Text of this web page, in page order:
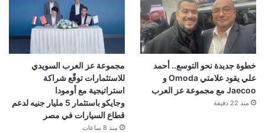
خطوة جديدة نحو التوسع.. أحمد
علي يقود علامتي Omoda و
Jaecoo مع مجموعة عز العرب
منذ 22 دقيقة
مجموعة عز العرب السويدي
للاستثمارات توقّع شراكة
استراتيجية مع أومودا
وجايكو باستثمار 5 مليار جنيه لدعم
قطاع السيارات في مصر
منذ 8 ساعات